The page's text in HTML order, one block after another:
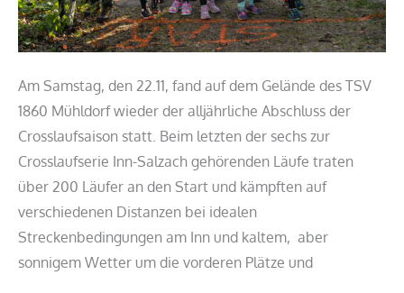
Am Samstag, den 22.11, fand auf dem Gelände des TSV
1860 Mühldorf wieder der alljährliche Abschluss der
Crosslaufsaison statt. Beim letzten der sechs zur
Crosslaufserie Inn-Salzach gehörenden Läufe traten
über 200 Läufer an den Start und kämpften auf
verschiedenen Distanzen bei idealen
Streckenbedingungen am Inn und kaltem, aber
sonnigem Wetter um die vorderen Plätze und